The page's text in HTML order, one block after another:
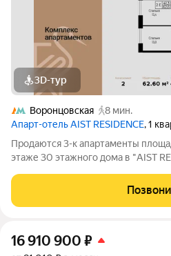
3D-тур
Воронцовская
8 мин.
Апарт-отель AIST RESIDENCE, 1
Продаются 3-к апартаменты
этаже 30 этажного дома в "AIST
стремится к гармонии между
отдыхом на природе.
16 910 900 ₽